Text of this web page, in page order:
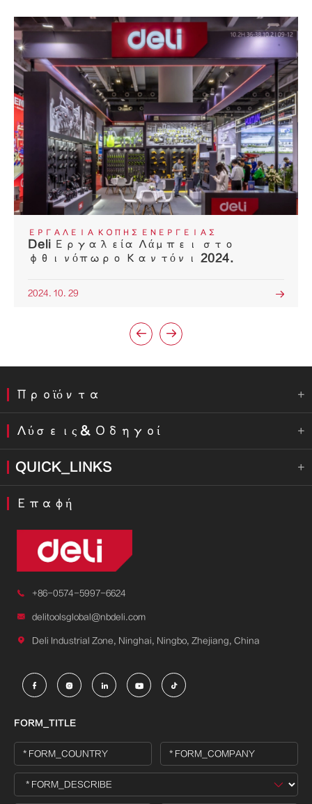
ΕΡΓΑΛΕΊΑ ΚΟΠΉΣ ΕΝΈΡΓΕΙΑΣ
Deli Εργαλεία Λάμπει στο
φθινόπωρο Καντόνι 2024.
2024. 10. 29 
 
Προϊόντα 
Λύσεις & Οδηγοί 
QUICK_LINKS 
Επαφή
 +86-0574-5997-6624
 delitoolsglobal@nbdeli.com
 Deli Industrial Zone, Ninghai, Ningbo, Zhejiang, China
    
FORM_TITLE